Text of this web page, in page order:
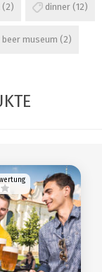
(2) dinner (12)
beer museum (2)